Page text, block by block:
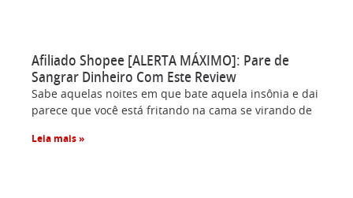
Afiliado Shopee [ALERTA MÁXIMO]: Pare de
Sangrar Dinheiro Com Este Review
Sabe aquelas noites em que bate aquela insônia e dai
parece que você está fritando na cama se virando de
Leia mais »